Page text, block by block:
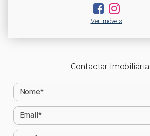
Ver Imóveis
Contactar Imobiliária